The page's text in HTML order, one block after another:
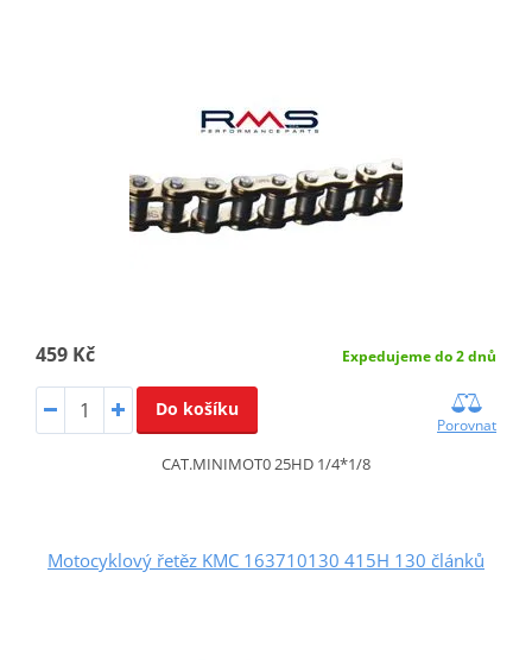
459 Kč Expedujeme do 2 dnů
Do košíku
Porovnat
CAT.MINIMOT0 25HD 1/4*1/8
Motocyklový řetěz KMC 163710130 415H 130 článků